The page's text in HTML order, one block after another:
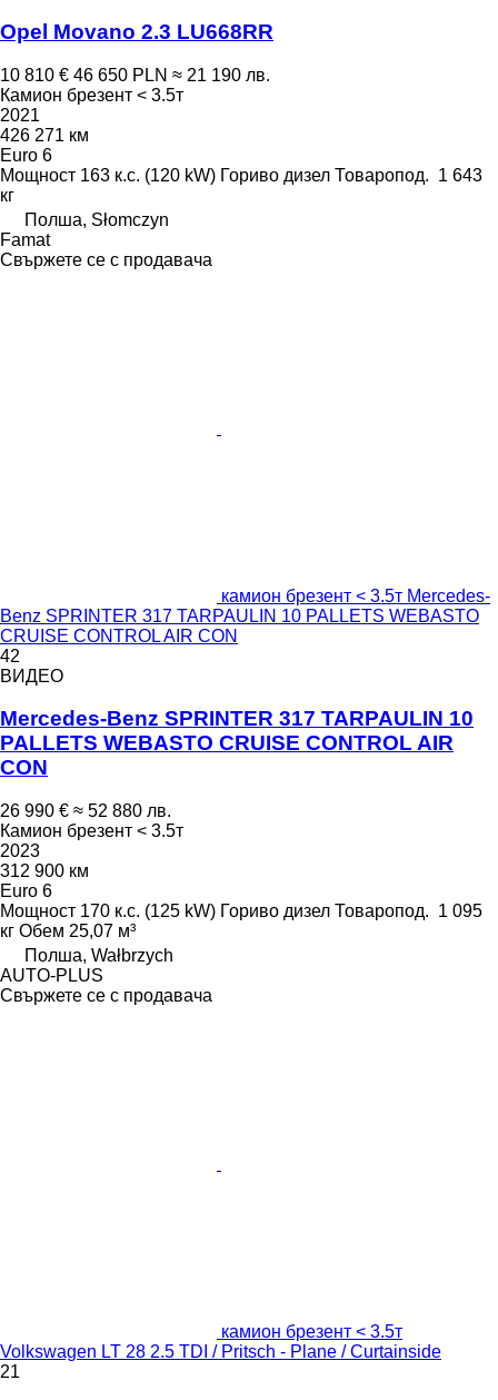
Opel Movano 2.3 LU668RR
10 810 € 46 650 PLN ≈ 21 190 лв.
Камион брезент < 3.5т
2021
426 271 км
Euro 6
Мощност 163 к.с. (120 kW) Гориво дизел Товаропод. 1 643
кг
Полша, Słomczyn
Famat
Свържете се с продавача
камион брезент < 3.5т Mercedes-
Benz SPRINTER 317 TARPAULIN 10 PALLETS WEBASTO
CRUISE CONTROL AIR CON
42
ВИДЕО
Mercedes-Benz SPRINTER 317 TARPAULIN 10
PALLETS WEBASTO CRUISE CONTROL AIR
CON
26 990 € ≈ 52 880 лв.
Камион брезент < 3.5т
2023
312 900 км
Euro 6
Мощност 170 к.с. (125 kW) Гориво дизел Товаропод. 1 095
кг Обем 25,07 м³
Полша, Wałbrzych
AUTO-PLUS
Свържете се с продавача
камион брезент < 3.5т
Volkswagen LT 28 2.5 TDI / Pritsch - Plane / Curtainside
21